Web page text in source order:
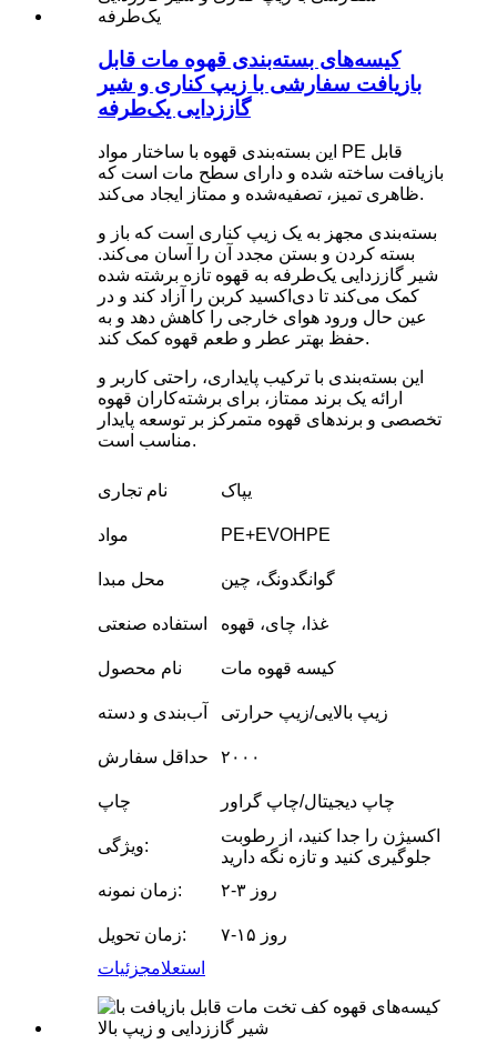
کیسه‌های بسته‌بندی قهوه مات قابل
بازیافت سفارشی با زیپ کناری و شیر
گاززدایی یک‌طرفه
این بسته‌بندی قهوه با ساختار مواد PE قابل
بازیافت ساخته شده و دارای سطح مات است که
ظاهری تمیز، تصفیه‌شده و ممتاز ایجاد می‌کند.
بسته‌بندی مجهز به یک زیپ کناری است که باز و
بسته کردن و بستن مجدد آن را آسان می‌کند.
شیر گاززدایی یک‌طرفه به قهوه تازه برشته شده
کمک می‌کند تا دی‌اکسید کربن را آزاد کند و در
عین حال ورود هوای خارجی را کاهش دهد و به
حفظ بهتر عطر و طعم قهوه کمک کند.
این بسته‌بندی با ترکیب پایداری، راحتی کاربر و
ارائه یک برند ممتاز، برای برشته‌کاران قهوه
تخصصی و برندهای قهوه متمرکز بر توسعه پایدار
مناسب است.
نام تجاری یپاک
مواد PE+EVOHPE
محل مبدا گوانگدونگ، چین
استفاده صنعتی غذا، چای، قهوه
نام محصول کیسه قهوه مات
آب‌بندی و دسته زیپ بالایی/زیپ حرارتی
حداقل سفارش ۲۰۰۰
چاپ چاپ دیجیتال/چاپ گراور
ویژگی:
اکسیژن را جدا کنید، از رطوبت
جلوگیری کنید و تازه نگه دارید
زمان نمونه:
۲-۳ روز
زمان تحویل:
۷-۱۵ روز
استعلامجزئیات